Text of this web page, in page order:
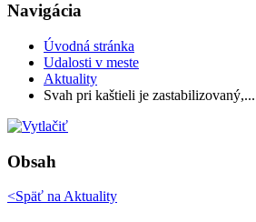
Navigácia
Úvodná stránka
Udalosti v meste
Aktuality
Svah pri kaštieli je zastabilizovaný,...
Obsah
<Späť na Aktuality